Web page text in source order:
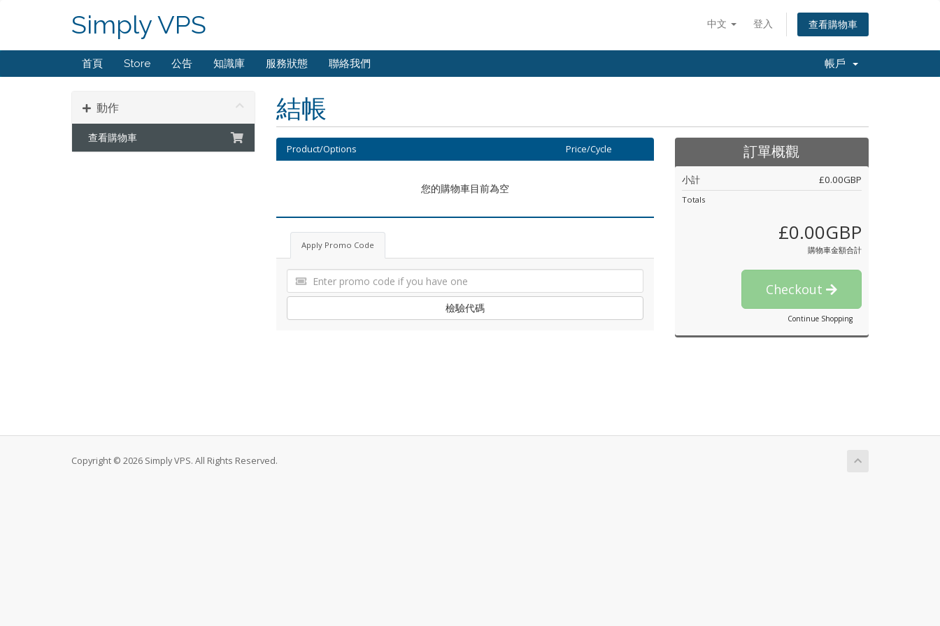
中文 登入 查看購物車
Simply VPS
首頁 Store 公告 知識庫 服務狀態 聯絡我們 帳戶
動作
查看購物車
結帳
Product/Options Price/Cycle
您的購物車目前為空
Apply Promo Code
檢驗代碼
訂單概觀
小計 £0.00GBP
Totals
£0.00GBP
購物車金額合計
Checkout
Continue Shopping
Copyright © 2026 Simply VPS. All Rights Reserved.